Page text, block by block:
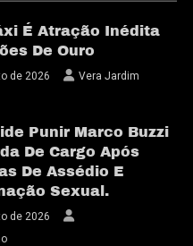
É Atração Inédita
De Ouro
de 2026 Vera Jardim
Punir Marco Buzzi
De Cargo Após
De Assédio E
Sexual.
de 2026